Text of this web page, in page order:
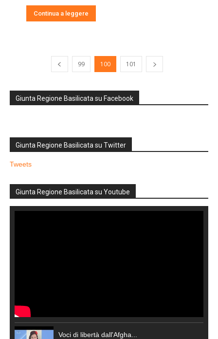
Continua a leggere
99 100 101
Giunta Regione Basilicata su Facebook
Giunta Regione Basilicata su Twitter
Tweets
Giunta Regione Basilicata su Youtube
Voci di libertà dall'Afgha...